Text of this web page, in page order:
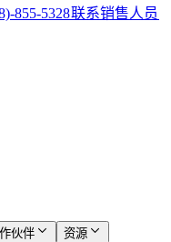
855-5328​​联系销售人员​​
伙伴​​
资源​​